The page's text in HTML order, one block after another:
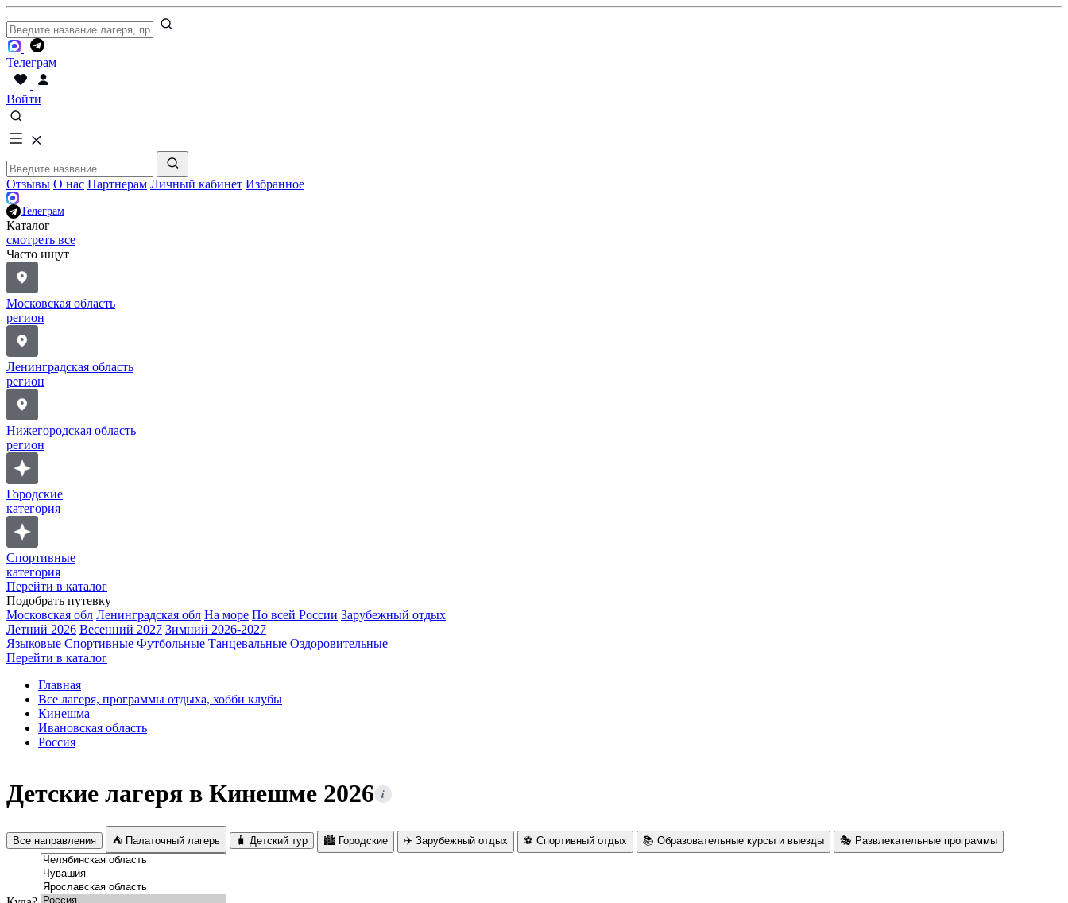
Телеграм
Войти
Отзывы О нас Партнерам Личный кабинет Избранное
Телеграм
Каталог
смотреть все
Часто ищут
Московская область
регион
Ленинградская область
регион
Нижегородская область
регион
Городские
категория
Спортивные
категория
Перейти в каталог
Подобрать путевку
Московская обл Ленинградская обл На море По всей России Зарубежный отдых
Летний 2026 Весенний 2027 Зимний 2026-2027
Языковые Спортивные Футбольные Танцевальные Оздоровительные
Перейти в каталог
Главная
Все лагеря, программы отдыха, хобби клубы
Кинешма
Ивановская область
Россия
Детские лагеря в Кинешме 2026 i
Все направления ⛺ Палаточный лагерь 🧳 Детский тур 🏙️ Городские ✈️ Зарубежный отдых ⚽ Спортивный отдых 📚 Образовательные курсы и выезды 🎭 Развлекательные программы